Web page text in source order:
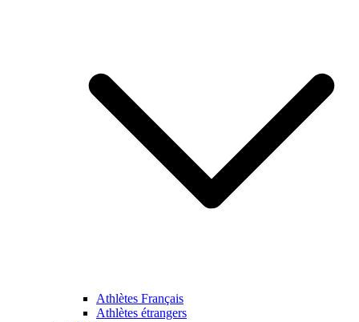
Athlètes Français
Athlètes étrangers